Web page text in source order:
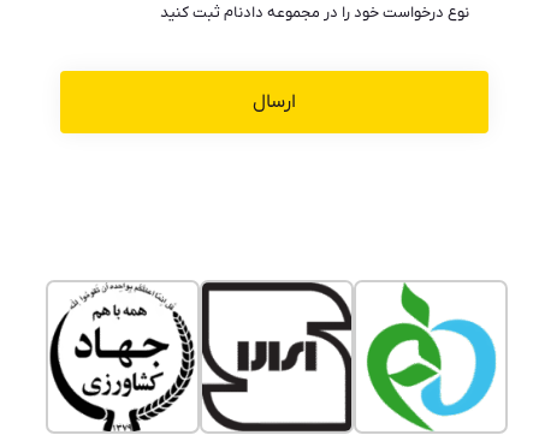
نوع درخواست خود را در مجموعه دادنام ثبت کنید